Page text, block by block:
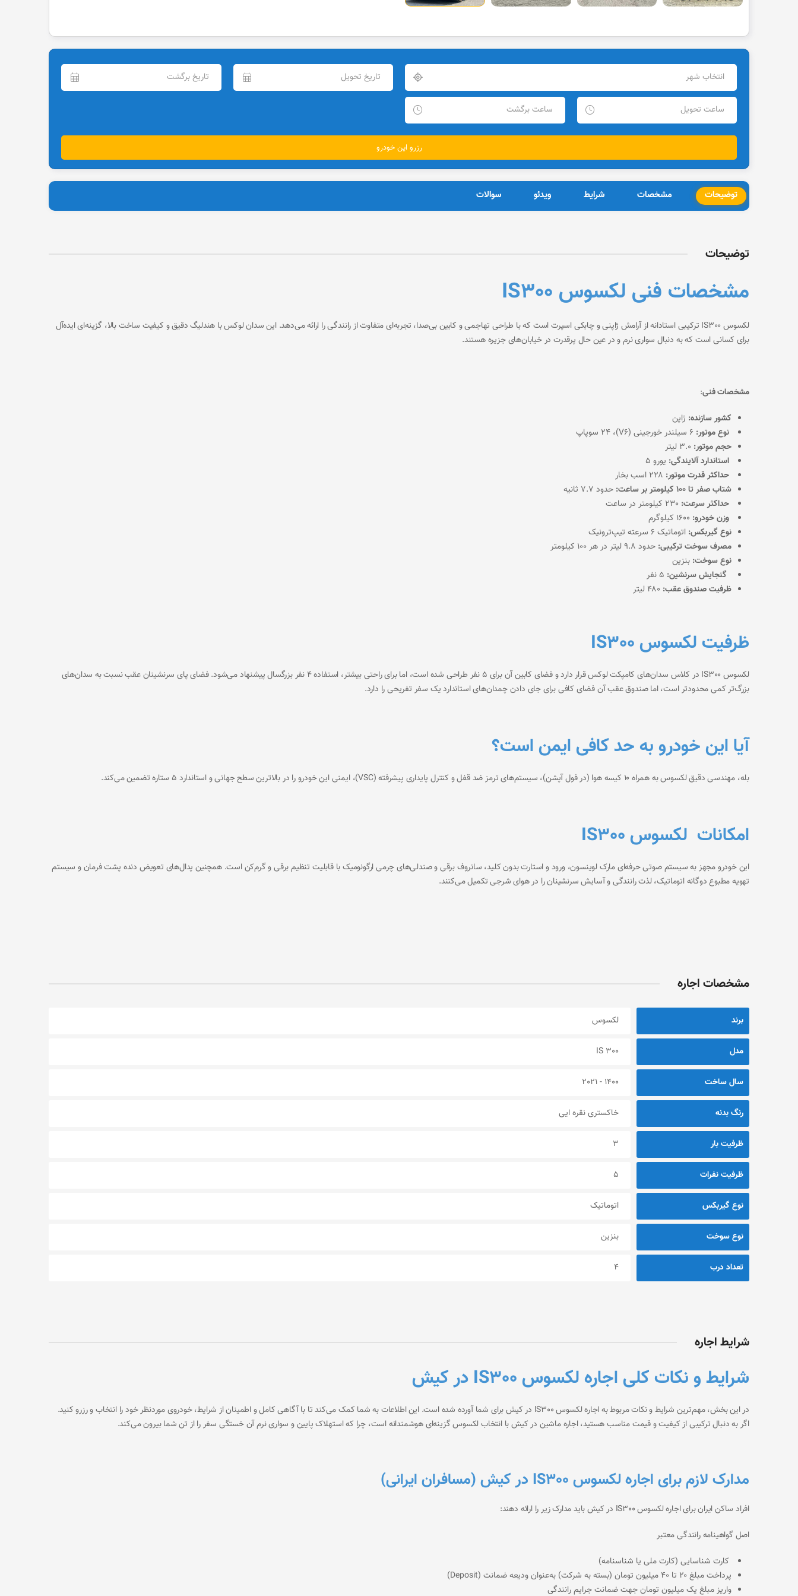
توضیحات مشخصات شرایط ویدئو سوالات
توضیحات
مشخصات فنی لکسوس IS300
لکسوس IS300 ترکیبی استادانه از آرامش ژاپنی و چابکی اسپرت است که با طراحی تهاجمی و کابین بی‌صدا، تجربه‌ای متفاوت از رانندگی را ارائه می‌دهد. این سدان لوکس با هندلیگ دقیق و کیفیت ساخت بالا، گزینه‌ای ایده‌آل
برای کسانی است که به دنبال سواری نرم و در عین حال پرقدرت در خیابان‌های جزیره هستند.
مشخصات فنی:
کشور سازنده: ژاپن
نوع موتور:
حجم موتور:
استاندارد آلایندگی: یورو ۵
حداکثر قدرت موتور:
شتاب صفر تا ۱۰۰ کیلومتر بر ساعت:
حدود ۷.۷ ثانیه
حداکثر سرعت: ۲۳۰ کیلومتر در ساعت
وزن خودرو:
نوع گیربکس: اتوماتیک ۶ سرعته تیپ‌ترونیک
مصرف سوخت ترکیبی: حدود ۹.۸ لیتر در هر ۱۰۰ کیلومتر
نوع سوخت: بنزین
گنجایش سرنشین:
ظرفیت صندوق عقب: ۴۸۰ لیتر
ظرفیت لکسوس IS300
لکسوس IS300 در کلاس سدان‌های کامپکت لوکس قرار دارد و فضای کابین آن برای ۵ نفر طراحی شده است، اما برای راحتی بیشتر، استفاده ۴ نفر بزرگسال پیشنهاد می‌شود. فضای پای سرنشینان عقب نسبت به سدان‌های
بزرگ‌تر کمی محدودتر است، اما صندوق عقب آن فضای کافی برای جای دادن چمدان‌های استاندارد یک سفر تفریحی را دارد.
آیا این خودرو به حد کافی ایمن است؟
بله، مهندسی دقیق لکسوس به همراه ۱۰ کیسه هوا (در فول آپشن)، سیستم‌های ترمز ضد قفل و کنترل پایداری پیشرفته (VSC)، ایمنی این خودرو را در بالاترین سطح جهانی و استاندارد ۵ ستاره تضمین می‌کند.
امکانات لکسوس IS300
این خودرو مجهز به سیستم صوتی حرفه‌ای مارک لوینسون، ورود و استارت بدون کلید، سانروف برقی و صندلی‌های چرمی ارگونومیک با قابلیت تنظیم برقی و گرم‌کن است. همچنین پدال‌های تعویض دنده پشت فرمان و سیستم
تهویه مطبوع دوگانه اتوماتیک، لذت رانندگی و آسایش سرنشینان را در هوای شرجی تکمیل می‌کنند.
مشخصات اجاره
برند لکسوس
مدل IS 300
سال ساخت 1400 - 2021
رنگ بدنه خاکستری نقره ایی
ظرفیت بار 3
ظرفیت نفرات 5
نوع گیربکس اتوماتیک
نوع سوخت بنزین
تعداد درب 4
شرایط اجاره
شرایط و نکات کلی اجاره لکسوس IS300 در کیش
در این بخش، مهم‌ترین شرایط و نکات مربوط به اجاره لکسوس IS300 در کیش برای شما آورده شده است. این اطلاعات به شما کمک می‌کند تا با آگاهی کامل و اطمینان از شرایط، خودروی موردنظر خود را انتخاب و رزرو کنید.
اگر به دنبال ترکیبی از کیفیت و قیمت مناسب هستید،اجاره ماشین در کیشبا انتخاب لکسوس گزینه‌ای هوشمندانه است، چرا که استهلاک پایین و سواری نرم آن خستگی سفر را از تن شما بیرون می‌کند.
مدارک لازم برای اجاره لکسوس IS300 در کیش (مسافران ایرانی)
افراد ساکن ایران برای اجاره لکسوس IS300 در کیش باید مدارک زیر را ارائه دهند:
اصل گواهینامه رانندگی معتبر
کارت شناسایی (کارت ملی یا شناسنامه)
پرداخت مبلغ ۲۰ تا ۴۰ میلیون تومان (بسته به شرکت) به‌عنوان ودیعه ضمانت (Deposit)
واریز مبلغ یک میلیون تومان جهت ضمانت جرایم رانندگی